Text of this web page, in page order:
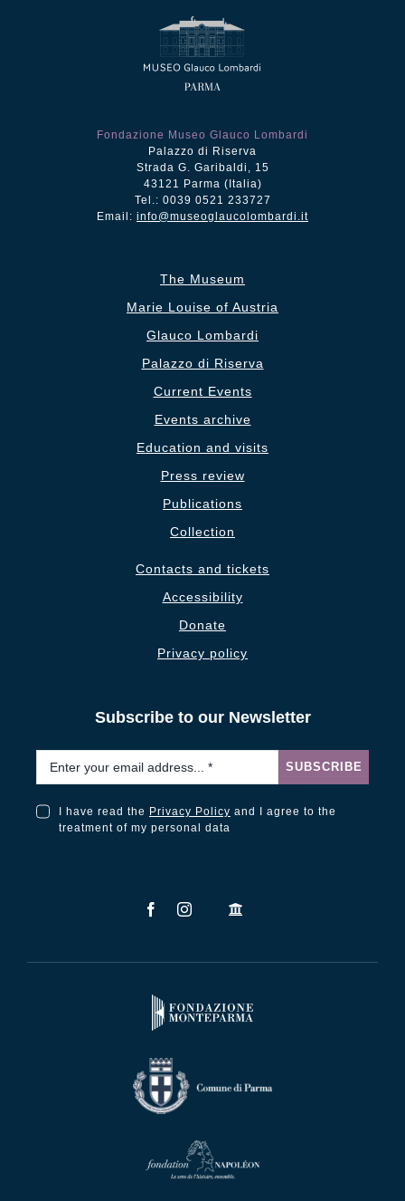
Fondazione Museo Glauco Lombardi
Palazzo di Riserva
Strada G. Garibaldi, 15
43121 Parma (Italia)
Tel.: 0039 0521 233727
Email: info@museoglaucolombardi.it
The Museum
Marie Louise of Austria
Glauco Lombardi
Palazzo di Riserva
Current Events
Events archive
Education and visits
Press review
Publications
Collection
Contacts and tickets
Accessibility
Donate
Privacy policy
Subscribe to our Newsletter
SUBSCRIBE
I have read the Privacy Policy and I agree to the
treatment of my personal data